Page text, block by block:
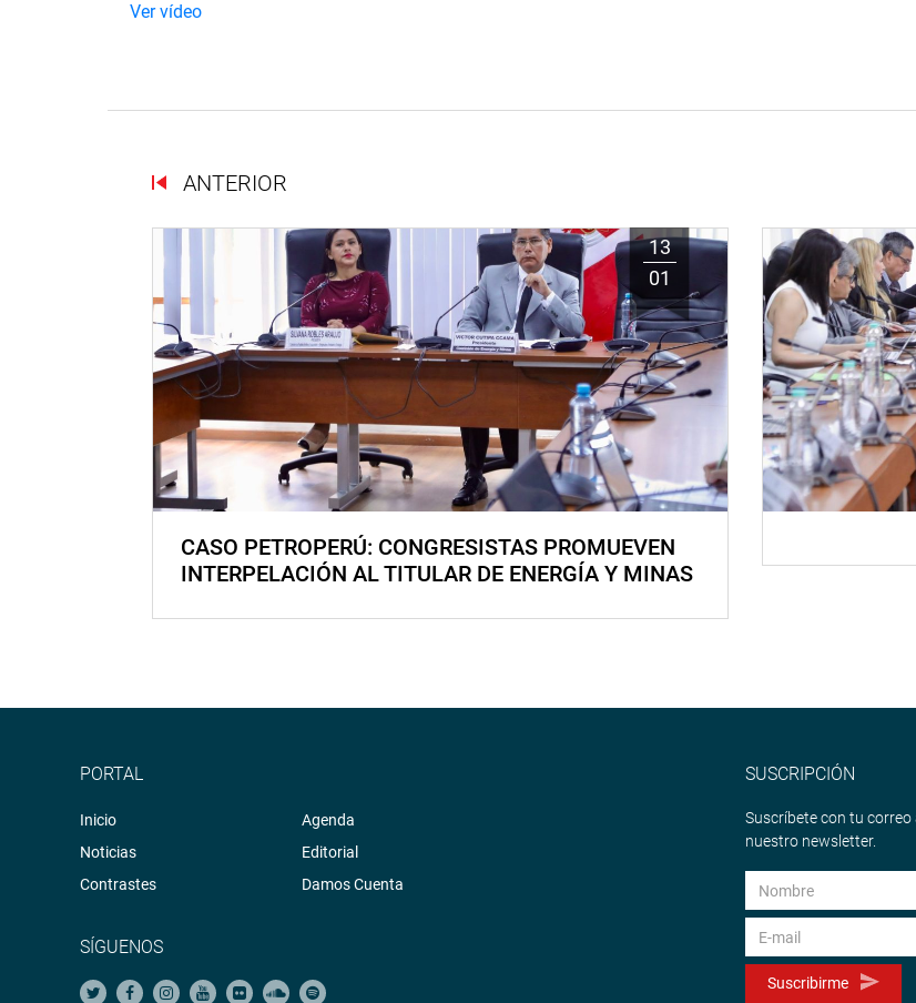
Ver vídeo
ANTERIOR
13
01
CASO PETROPERÚ: CONGRESISTAS PROMUEVEN
INTERPELACIÓN AL TITULAR DE ENERGÍA Y MINAS
PORTAL
Inicio
Noticias
Contrastes
Agenda
Editorial
Damos Cuenta
SÍGUENOS
SUSCRIPCIÓN
Suscríbete con tu correo
nuestro newsletter.
Suscribirme